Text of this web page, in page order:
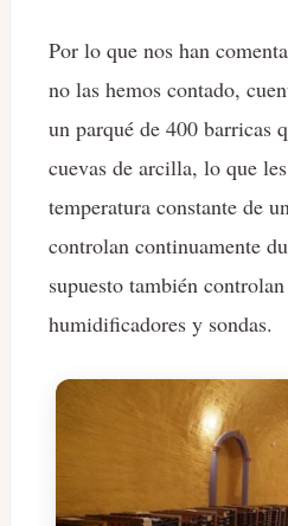
Por lo que nos han
no las hemos contado,
un parqué de 400 barricas
cuevas de arcilla, lo que
temperatura constante de
controlan continuamente
supuesto también
humidificadores y sondas.